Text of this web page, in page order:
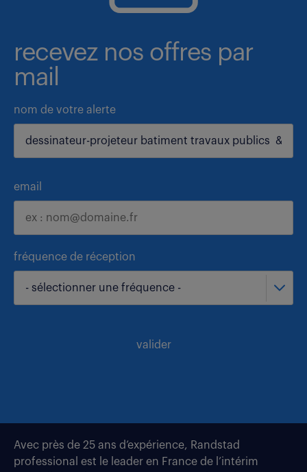
recevez nos offres par
mail
nom de votre alerte
email
fréquence de réception
- sélectionner une fréquence -
valider
Avec près de 25 ans d’expérience, Randstad
professional est le leader en France de l’intérim